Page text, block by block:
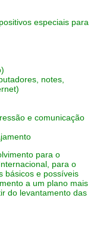
especiais para
notes,
e comunicação
para o
para o
básicos e possíveis
a um plano mais
do levantamento das